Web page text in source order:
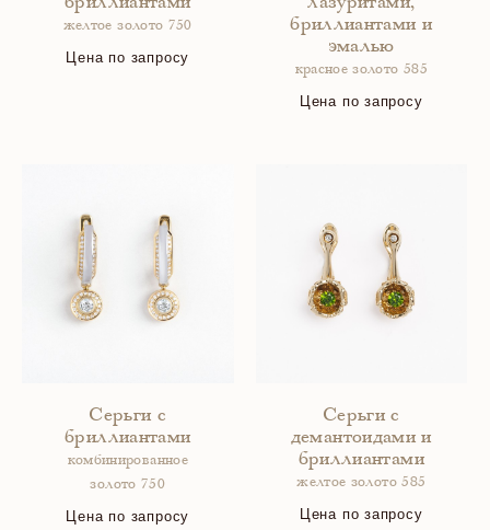
желтое золото 750
Цена по запросу
бриллиантами и
эмалью
красное золото 585
Цена по запросу
Серьги с
бриллиантами
комбинированное
золото 750
Цена по запросу
Серьги с
демантоидами и
бриллиантами
желтое золото 585
Цена по запросу